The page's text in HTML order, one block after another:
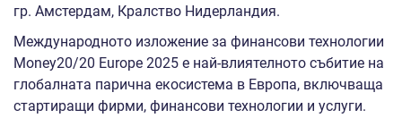
гр. Амстердам, Кралство Нидерландия.
Международното изложение за финансови технологии
Money20/20 Europe 2025 е най-влиятелното събитие на
глобалната парична екосистема в Европа, включваща
стартиращи фирми, финансови технологии и услуги.